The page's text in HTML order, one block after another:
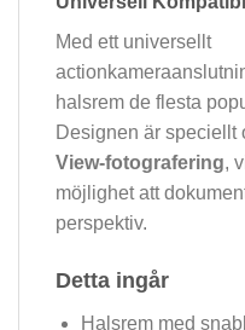
Med ett universellt
halsrem de flesta
Designen är speciellt
View-fotografering,
möjlighet att
perspektiv.
Detta ingår
Halsrem med